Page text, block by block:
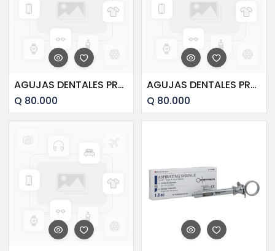
AGUJAS DENTALES PREHMA 30 EXTRA-CORTO (100).
Q 80.000
AGUJAS DENTALES PREHMA 27 CORTAS (0.40*21MM) (100).
Q 80.000